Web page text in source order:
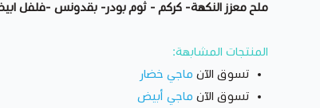
ملح معزز النكهة- كركم - ثوم بودر- بقدونس -فلفل
المنتجات المشابهة:
تسوق الآن ماجي خضار
تسوق الآن ماجي أبيض